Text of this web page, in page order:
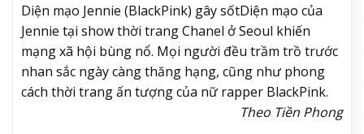
Diện mạo Jennie (BlackPink) gây sốtDiện mạo của
Jennie tại show thời trang Chanel ở Seoul khiến
mạng xã hội bùng nổ. Mọi người đều trầm trồ trước
nhan sắc ngày càng thăng hạng, cũng như phong
cách thời trang ấn tượng của nữ rapper BlackPink.
Theo Tiền Phong